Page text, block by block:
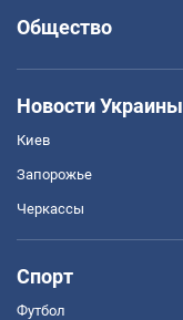
Общество
Новости Украины
Киев
Запорожье
Черкассы
Спорт
Футбол